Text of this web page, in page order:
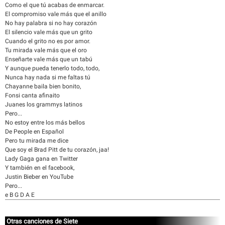
Como el que tú acabas de enmarcar.
El compromiso vale más que el anillo
No hay palabra si no hay corazón
El silencio vale más que un grito
Cuando el grito no es por amor.
Tu mirada vale más que el oro
Enseñarte vale más que un tabú
Y aunque pueda tenerlo todo, todo,
Nunca hay nada si me faltas tú
Chayanne baila bien bonito,
Fonsi canta afinaito
Juanes los grammys latinos
Pero...
No estoy entre los más bellos
De People en Español
Pero tu mirada me dice
Que soy el Brad Pitt de tu corazón, jaa!
Lady Gaga gana en Twitter
Y también en el facebook,
Justin Bieber en YouTube
Pero...
e B G D A E
Otras canciones de Siete